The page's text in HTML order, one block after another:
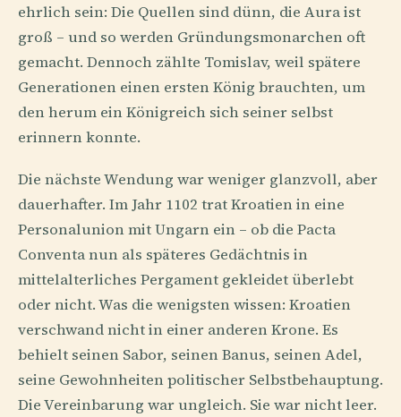
ehrlich sein: Die Quellen sind dünn, die Aura ist
groß – und so werden Gründungsmonarchen oft
gemacht. Dennoch zählte Tomislav, weil spätere
Generationen einen ersten König brauchten, um
den herum ein Königreich sich seiner selbst
erinnern konnte.
Die nächste Wendung war weniger glanzvoll, aber
dauerhafter. Im Jahr 1102 trat Kroatien in eine
Personalunion mit Ungarn ein – ob die Pacta
Conventa nun als späteres Gedächtnis in
mittelalterliches Pergament gekleidet überlebt
oder nicht. Was die wenigsten wissen: Kroatien
verschwand nicht in einer anderen Krone. Es
behielt seinen Sabor, seinen Banus, seinen Adel,
seine Gewohnheiten politischer Selbstbehauptung.
Die Vereinbarung war ungleich. Sie war nicht leer.